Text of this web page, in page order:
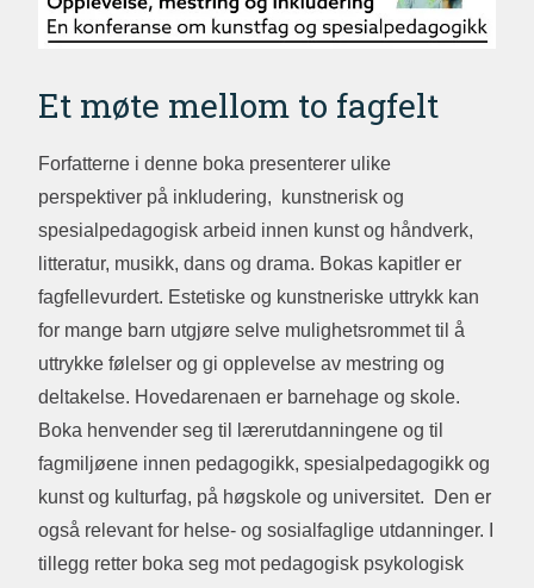
Et møte mellom to fagfelt
Forfatterne i denne boka presenterer ulike
perspektiver på inkludering, kunstnerisk og
spesialpedagogisk arbeid innen kunst og håndverk,
litteratur, musikk, dans og drama. Bokas kapitler er
fagfellevurdert. Estetiske og kunstneriske uttrykk kan
for mange barn utgjøre selve mulighetsrommet til å
uttrykke følelser og gi opplevelse av mestring og
deltakelse. Hovedarenaen er barnehage og skole.
Boka henvender seg til lærerutdanningene og til
fagmiljøene innen pedagogikk, spesialpedagogikk og
kunst og kulturfag, på høgskole og universitet. Den er
også relevant for helse- og sosialfaglige utdanninger. I
tillegg retter boka seg mot pedagogisk psykologisk